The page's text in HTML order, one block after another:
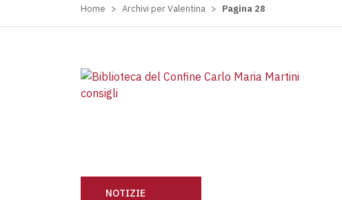
Home > Archivi per Valentina > Pagina 28
NOTIZIE